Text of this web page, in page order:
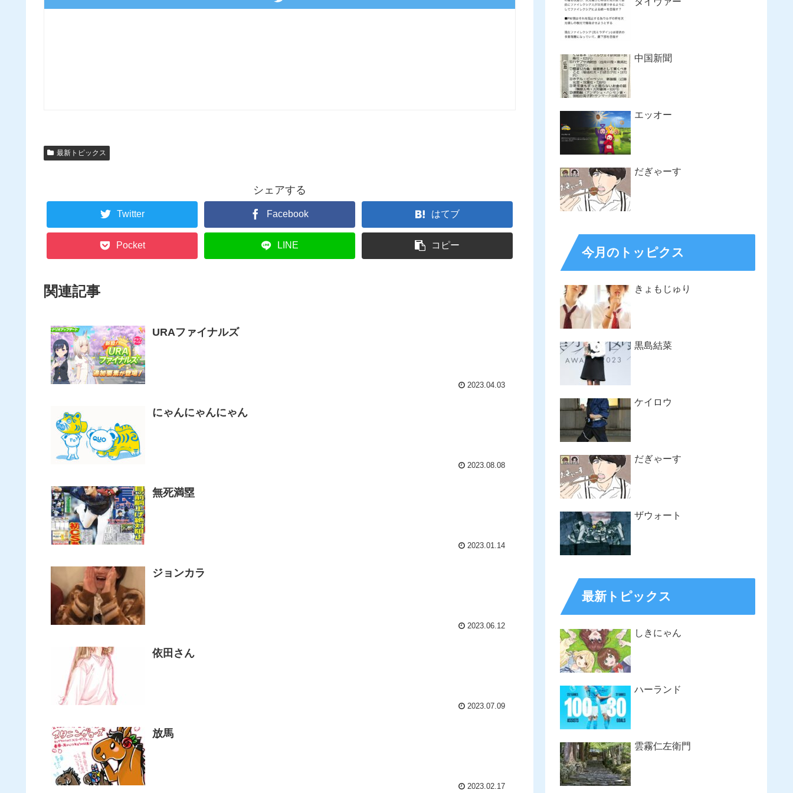
最新トピックス
シェアする
Twitter Facebook はてブ
Pocket LINE コピー
関連記事
URAファイナルズ
2023.04.03
にゃんにゃんにゃん
2023.08.08
無死満塁
2023.01.14
ジョンカラ
2023.06.12
依田さん
2023.07.09
放馬
2023.02.17
中国新聞
エッオー
だぎゃーす
今月のトッピクス
きょもじゅり
黒島結菜
ケイロウ
だぎゃーす
ザウォート
最新トピックス
しきにゃん
ハーランド
雲霧仁左衛門